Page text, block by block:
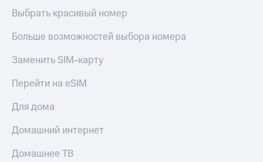
Выбрать красивый номер
Больше возможностей выбора номера
Заменить SIM-карту
Перейти на eSIM
Для дома
Домашний интернет
Домашнее ТВ